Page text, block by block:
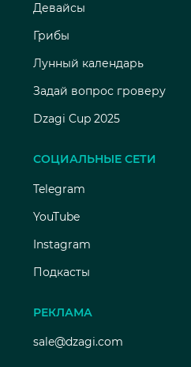
Девайсы
Грибы
Лунный календарь
Задай вопрос гроверу
Dzagi Cup 2025
СОЦИАЛЬНЫЕ СЕТИ
Telegram
YouTube
Instagram
Подкасты
РЕКЛАМА
sale@dzagi.com